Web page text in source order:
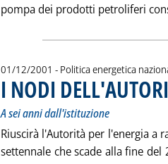
pompa dei prodotti petroliferi
01/12/2001 - Politica energetica
I NODI
A sei anni dall'istituzione
Riuscirà l'Autorità per l'energia a
settennale che scade alla fine